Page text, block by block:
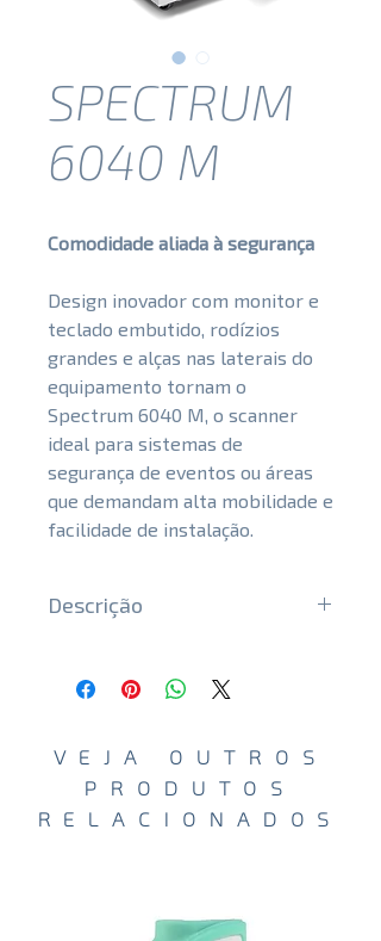
SPECTRUM
6040 M
Comodidade aliada à segurança
Design inovador com monitor e
teclado embutido, rodízios
grandes e alças nas laterais do
equipamento tornam o
Spectrum 6040 M, o scanner
ideal para sistemas de
segurança de eventos ou áreas
que demandam alta mobilidade e
facilidade de instalação.
Descrição
de imagen
potencia (180 kV operando a 170
kV) y produce automáticamente
imágenes de alta calidad y
VEJA OUTROS
PRODUTOS
RELACIONADOS